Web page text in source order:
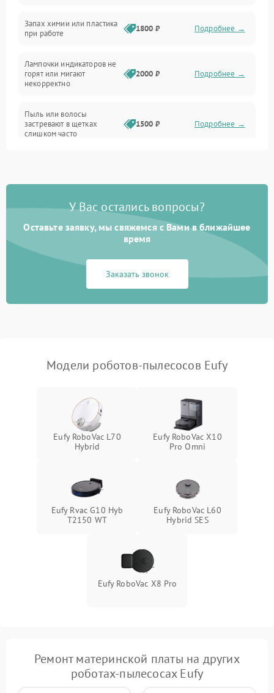
Батарея
Программные сбои
Запах химии или пластика
при работе
1800 ₽ Подробнее →
Лампочки индикаторов не
горят или мигают
некорректно
2000 ₽ Подробнее →
Пыль или волосы
застревают в щетках
слишком часто
1500 ₽ Подробнее →
У Вас остались вопросы?
Оставьте заявку, мы свяжемся с Вами в ближайшее
время
Заказать звонок
Модели роботов-пылесосов Eufy
Eufy RoboVac L70
Hybrid
Eufy RoboVac X10
Pro Omni
Eufy Rvac G10 Hyb
T2150 WT
Eufy RoboVac L60
Hybrid SES
Eufy RoboVac X8 Pro
Ремонт материнской платы на других
роботах-пылесосах Eufy